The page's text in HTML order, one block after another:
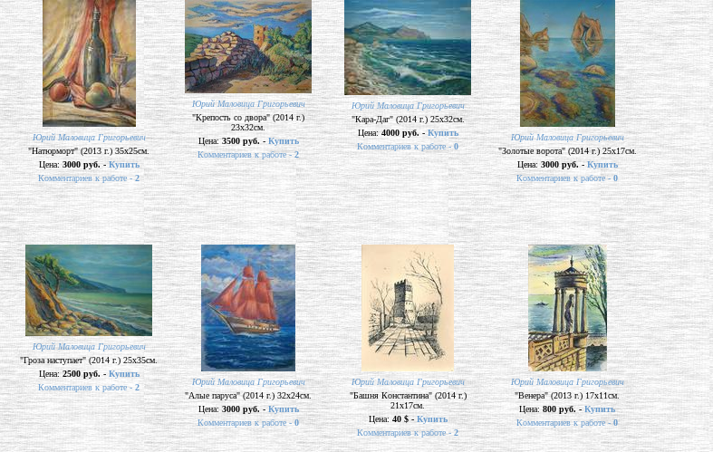
Юрий Маловица Григорьевич
"Натюрморт" (2013 г.) 35х25см.
Цена:3000 руб. -Купить
Комментариев к работе - 2
Юрий Маловица Григорьевич
"Крепость со двора" (2014 г.)
23х32см.
Цена:3500 руб. -Купить
Комментариев к работе -2
Юрий Маловица Григорьевич
"Кара-Даг" (2014 г.) 25х32см.
Цена:4000 руб. - Купить
Комментариев к работе -0
Юрий Маловица Григорьевич
"Золотые ворота" (2014 г.) 25х17см.
Цена: 3000 руб. - Купить
Комментариев к работе -0
Юрий Маловица Григорьевич
"Гроза наступает" (2014 г.) 25х35см.
Цена: 2500 руб. - Купить
Комментариев к работе - 2
Юрий Маловица Григорьевич
"Алые паруса" (2014 г.) 32х24см.
Цена: 3000 руб. - Купить
Комментариев к работе -0
Юрий Маловица Григорьевич
"Башня Константина" (2014 г.)
21х17см.
Цена: 40 $ - Купить
Комментариев к работе - 2
Юрий Маловица Григорьевич
"Венера" (2013 г.) 17х11см.
Цена: 800 руб. -Купить
Комментариев к работе -0